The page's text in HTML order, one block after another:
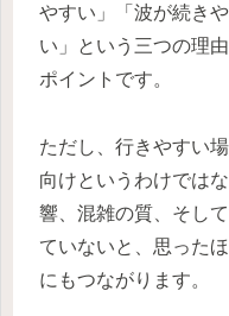
やすい」「波が続き
い」という三つの理
ポイントです。
ただし、行きやすい
向けというわけでは
響、混雑の質、そし
ていないと、思った
にもつながります。